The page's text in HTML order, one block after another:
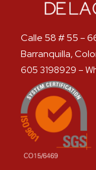
Calle 58 # 55 –
Barranquilla,
605 3198929 –